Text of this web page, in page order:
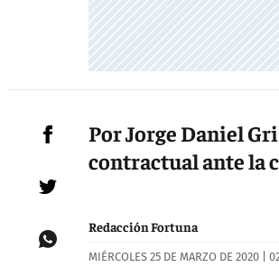
Por Jorge Daniel
contractual ante la
Redacción Fortuna
MIÉRCOLES 25 DE MARZO DE 2020 |